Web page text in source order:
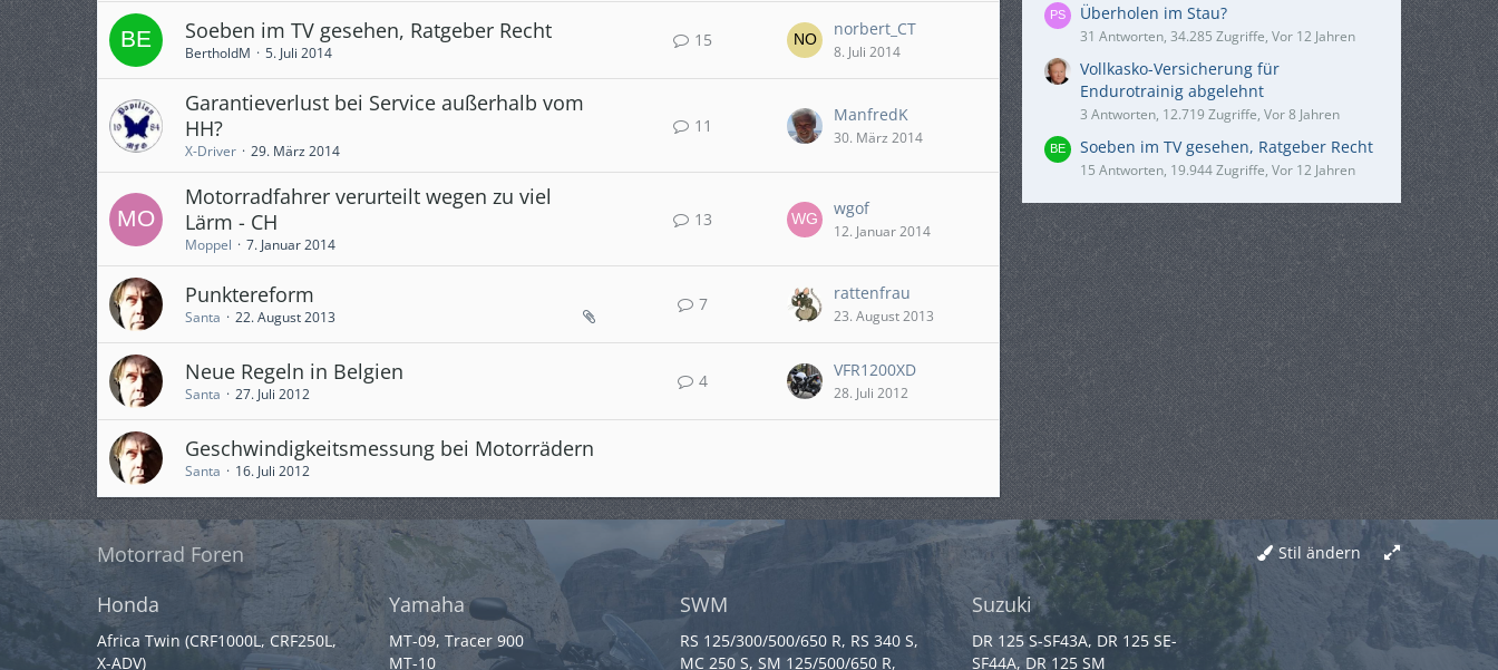
Soeben im TV gesehen, Ratgeber Recht
BertholdM 5. Juli 2014
15
norbert_CT
8. Juli 2014
Garantieverlust bei Service außerhalb vom
HH?
X-Driver 29. März 2014
11
ManfredK
30. März 2014
Motorradfahrer verurteilt wegen zu viel
Lärm - CH
Moppel 7. Januar 2014
13
wgof
12. Januar 2014
Punktereform
Santa 22. August 2013
7
rattenfrau
23. August 2013
Neue Regeln in Belgien
Santa 27. Juli 2012
4
VFR1200XD
28. Juli 2012
Geschwindigkeitsmessung bei Motorrädern
Santa 16. Juli 2012
Überholen im Stau?
31 Antworten, 34.285 Zugriffe, Vor 12 Jahren
Vollkasko-Versicherung für
Endurotrainig abgelehnt
3 Antworten, 12.719 Zugriffe, Vor 8 Jahren
Soeben im TV gesehen, Ratgeber Recht
15 Antworten, 19.944 Zugriffe, Vor 12 Jahren
Stil ändern
Motorrad Foren
Honda
Africa Twin (CRF1000L, CRF250L,
X-ADV)
Yamaha
MT-09, Tracer 900
MT-10
SWM
RS 125/300/500/650 R, RS 340 S,
MC 250 S, SM 125/500/650 R,
Suzuki
DR 125 S-SF43A, DR 125 SE-
SF44A, DR 125 SM